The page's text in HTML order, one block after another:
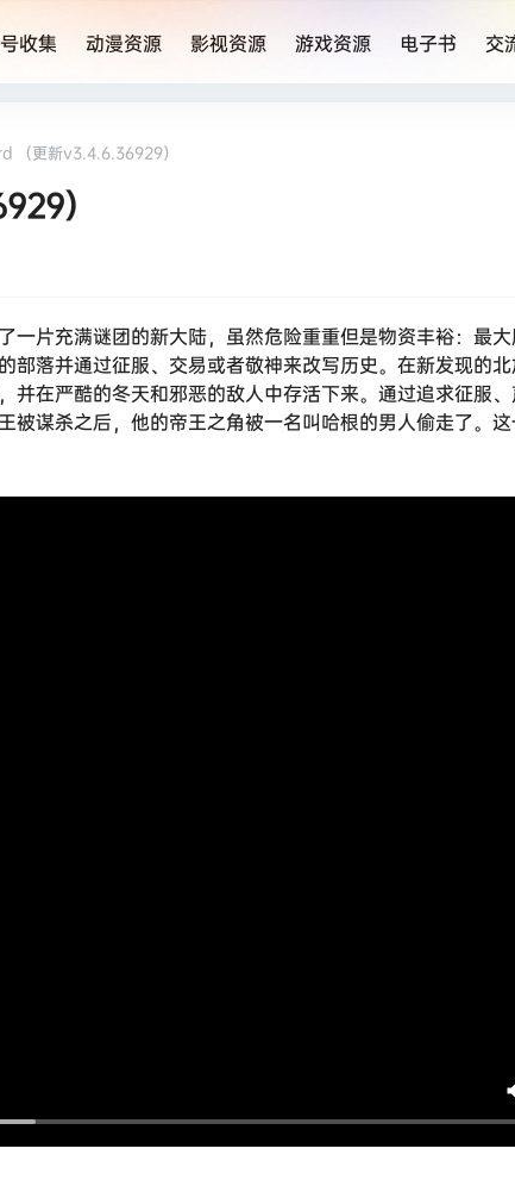
收集 动漫资源 影视资源 游戏资源 电子书 交
北加尔/Northgard （更新v3.4.6.36929）
）
一片充满谜团的新大陆，虽然危险重重但是物资丰裕：最
落并通过征服、交易或者敬神来改写历史。在新发现的
并在严酷的冬天和邪恶的敌人中存活下来。通过追求征服
被谋杀之后，他的帝王之角被一名叫哈根的男人偷走了。